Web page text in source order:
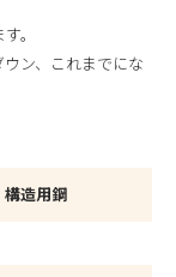
。
ン、これまでにな
構造用鋼